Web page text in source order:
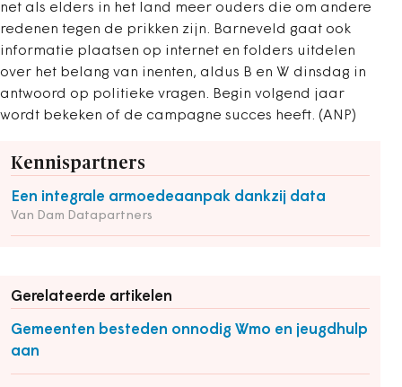
net als elders in het land meer ouders die om andere
redenen tegen de prikken zijn. Barneveld gaat ook
informatie plaatsen op internet en folders uitdelen
over het belang van inenten, aldus B en W dinsdag in
antwoord op politieke vragen. Begin volgend jaar
wordt bekeken of de campagne succes heeft. (ANP)
Kennispartners
Een integrale armoedeaanpak dankzij data
Van Dam Datapartners
Gerelateerde artikelen
Gemeenten besteden onnodig Wmo en jeugdhulp
aan